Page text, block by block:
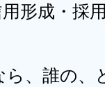
形成・採
、誰の、